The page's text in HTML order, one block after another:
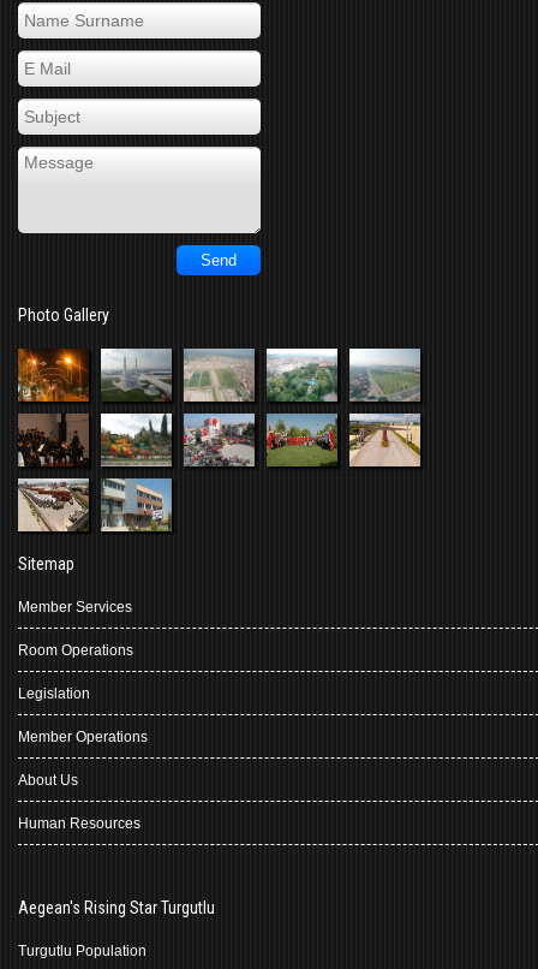
Photo Gallery
Sitemap
Member Services
Room Operations
Legislation
Member Operations
About Us
Human Resources
Aegean's Rising Star Turgutlu
Turgutlu Population